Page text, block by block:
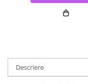
Descriere